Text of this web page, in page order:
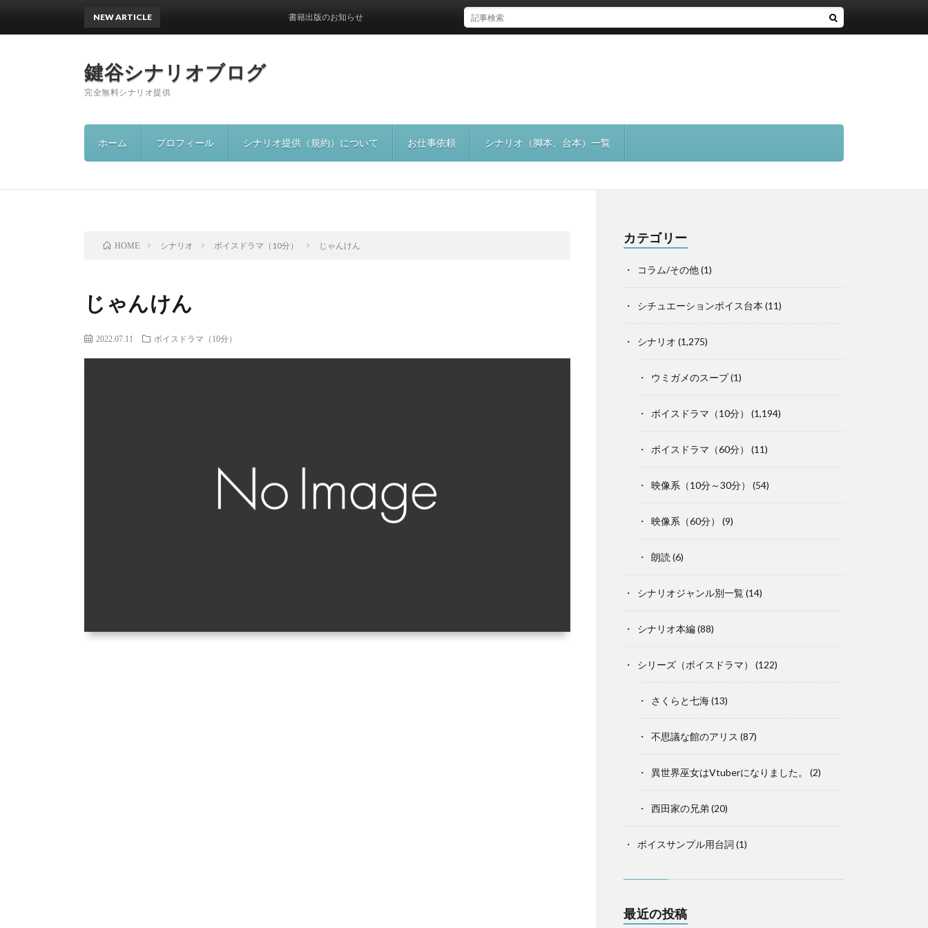
鍵谷シナリオブログ
完全無料シナリオ提供
ホーム プロフィール シナリオ提供（規約）について お仕事依頼 シナリオ（脚本、台本）一覧
NEW ARTICLE 書籍出版のお知らせ
HOME シナリオ ボイスドラマ（10分） じゃんけん
じゃんけん
2022.07.11 ボイスドラマ（10分）
カテゴリー
コラム/その他(1)
シチュエーションボイス台本 (11)
シナリオ (1,275)
ウミガメのスープ(1)
ボイスドラマ（10分） (1,194)
ボイスドラマ（60分） (11)
映像系（10分～30分） (54)
映像系（60分） (9)
朗読 (6)
シナリオジャンル別一覧(14)
シナリオ本編(88)
シリーズ（ボイスドラマ） (122)
さくらと七海(13)
不思議な館のアリス (87)
異世界巫女はVtuberになりました。 (2)
西田家の兄弟 (20)
ボイスサンプル用台詞 (1)
最近の投稿